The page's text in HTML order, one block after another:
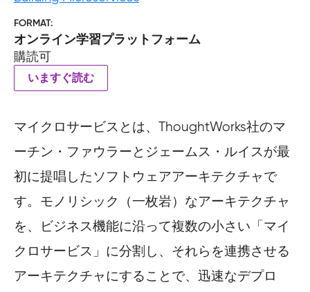
FORMAT
オンライン学習プラットフォーム
購読可
いますぐ読む
マイクロサービスとは、ThoughtWorks社のマ
ーチン・ファウラーとジェームス・ルイスが最
初に提唱したソフトウェアアーキテクチャで
す。モノリシック（一枚岩）なアーキテクチャ
を、ビジネス機能に沿って複数の小さい「マイ
クロサービス」に分割し、それらを連携させる
アーキテクチャにすることで、迅速なデプロ